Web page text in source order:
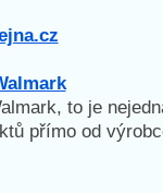
to je
přímo od